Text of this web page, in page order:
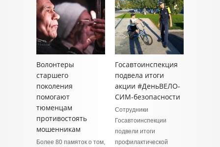
Волонтеры
старшего
поколения
помогают
тюменцам
противостоять
мошенникам
Более 80 памяток о том,
Госавтоинспекция
подвела итоги
акции #ДеньВЕЛО-
СИМ-безопасности
Сотрудники
Госавтоинспекции
подвели итоги
профилактической